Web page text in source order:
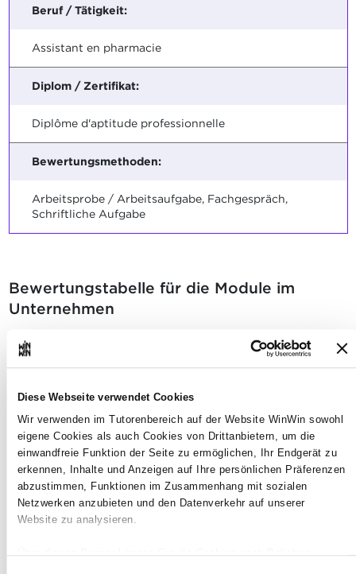
Diese Webseite verwendet Cookies
Wir verwenden im Tutorenbereich auf der Website WinWin sowohl
eigene Cookies als auch Cookies von Drittanbietern, um die
einwandfreie Funktion der Seite zu ermöglichen, Ihr Endgerät zu
erkennen, Inhalte und Anzeigen auf Ihre persönlichen Präferenzen
abzustimmen, Funktionen im Zusammenhang mit sozialen
Netzwerken anzubieten und den Datenverkehr auf unserer
Website zu analysieren.
Beruf / Tätigkeit:
Assistant en pharmacie
Diplom / Zertifikat:
Diplôme d'aptitude professionnelle
Bewertungsmethoden:
Arbeitsprobe / Arbeitsaufgabe, Fachgespräch,
Schriftliche Aufgabe
Bewertungstabelle für die Module im
Unternehmen
1
Lage, die Abgabemengen zu
berechnen.
Maximale Punktzahl: 18